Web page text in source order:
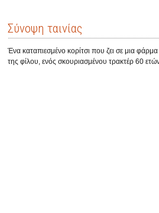
Σύνοψη ταινίας
Ένα καταπιεσμένο κορίτσι που ζει σε μια
της φίλου, ενός σκουριασμένου τρακτέρ 60